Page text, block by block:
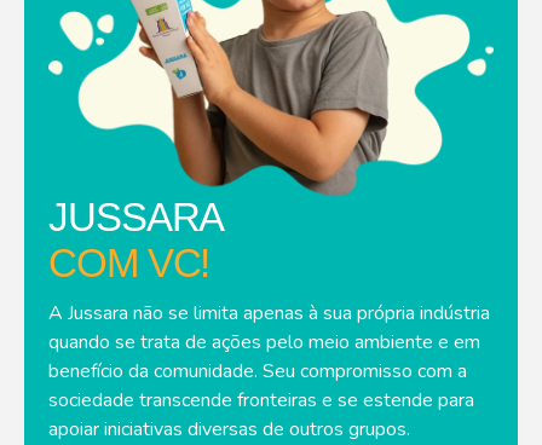
JUSSARA
COM VC!
A Jussara não se limita apenas à sua própria indústria
quando se trata de ações pelo meio ambiente e em
benefício da comunidade. Seu compromisso com a
sociedade transcende fronteiras e se estende para
apoiar iniciativas diversas de outros grupos.